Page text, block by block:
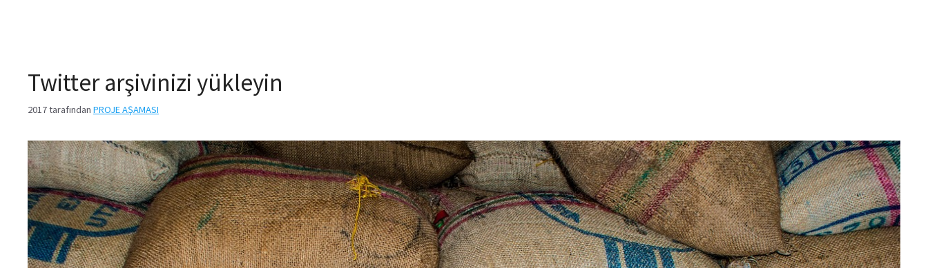
Twitter arşivinizi yükleyin
2017tarafından PROJE AŞAMASI